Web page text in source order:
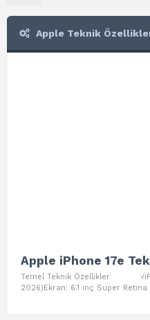
Apple Teknik
Apple iPhone 17e
Temel Teknik Özellikler
2026)Ekran: 6.1 inç Super Retina